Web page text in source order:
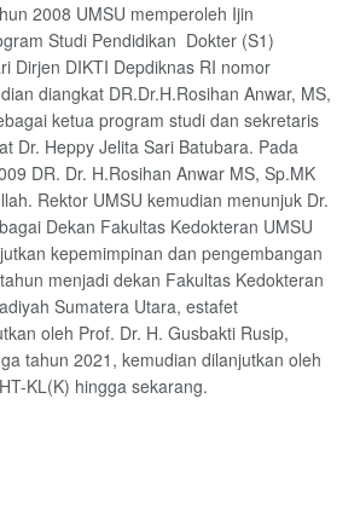
2008 UMSU memperoleh Ijin
Studi Pendidikan Dokter (S1)
Dirjen DIKTI Depdiknas RI nomor
diangkat DR.Dr.H.Rosihan Anwar, MS,
ketua program studi dan sekretaris
Dr. Heppy Jelita Sari Batubara. Pada
DR. Dr. H.Rosihan Anwar MS, Sp.MK
Rektor UMSU kemudian menunjuk Dr.
Dekan Fakultas Kedokteran UMSU
kepemimpinan dan pengembangan
menjadi dekan Fakultas Kedokteran
Sumatera Utara, estafet
oleh Prof. Dr. H. Gusbakti Rusip,
tahun 2021, kemudian dilanjutkan oleh
KL(K) hingga sekarang.